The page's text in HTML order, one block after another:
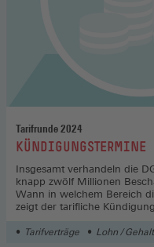
Tarifrunde 2024
:KÜNDIGUNGSTERMINE
Insgesamt verhandeln die
knapp zwölf Millionen
Wann in welchem Bereich
zeigt der tarifliche
Tarifverträge Lohn /